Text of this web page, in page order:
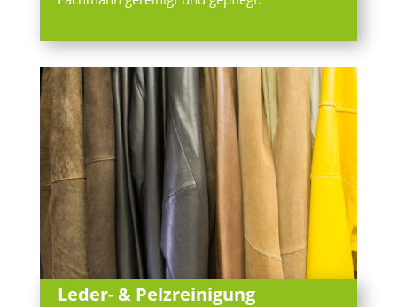
Leder- & Pelzreinigung